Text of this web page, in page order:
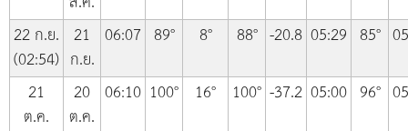
22 ก.ย.
(02:54)
21
ก.ย.
06:07 89° 8° 88° -20.8 05:29 85°
21
ต.ค.
20
ต.ค.
06:10 100° 16° 100° -37.2 05:00 96°